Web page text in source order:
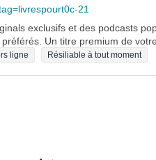
21
exclusifs et des podcasts
Un titre premium de
ligne Résiliable à tout moment